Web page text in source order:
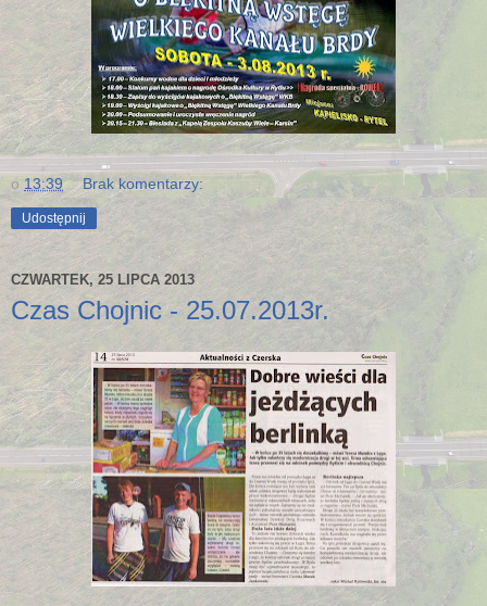
o 13:39 Brak komentarzy:
Udostępnij
CZWARTEK, 25 LIPCA 2013
Czas Chojnic - 25.07.2013r.